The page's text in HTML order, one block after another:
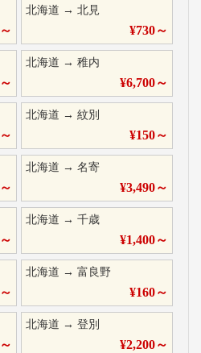
～
北海道 →北見
¥730～
～
北海道 →稚内
¥6,700～
～
北海道 →紋別
¥150～
～
北海道 →名寄
¥3,490～
～
北海道 →千歳
¥1,400～
～
北海道 →富良野
¥160～
～
北海道 →登別
¥2,200～